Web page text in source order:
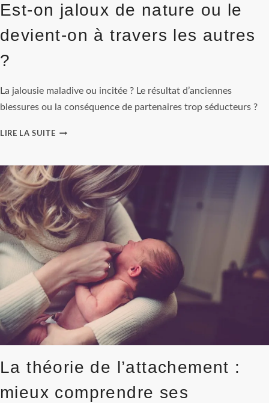
Est-on jaloux de nature ou le
devient-on à travers les autres
?
La jalousie maladive ou incitée ? Le résultat d’anciennes
blessures ou la conséquence de partenaires trop séducteurs ?
LIRE LA SUITEEST-
DE
NATURE
LE
DEVIENT-
ON
À
TRAVERS
LES
AUTRES
?
La théorie de l’attachement :
mieux comprendre ses